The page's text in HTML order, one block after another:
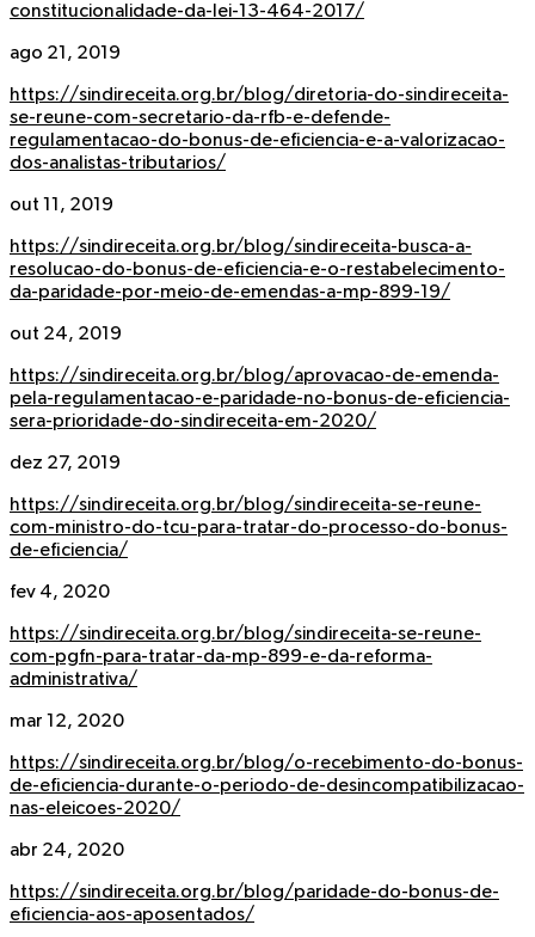
constitucionalidade-da-lei-13-464-2017/
ago 21, 2019
https://sindireceita.org.br/blog/diretoria-do-sindireceita-
se-reune-com-secretario-da-rfb-e-defende-
regulamentacao-do-bonus-de-eficiencia-e-a-valorizacao-
dos-analistas-tributarios/
out 11, 2019
https://sindireceita.org.br/blog/sindireceita-busca-a-
resolucao-do-bonus-de-eficiencia-e-o-restabelecimento-
da-paridade-por-meio-de-emendas-a-mp-899-19/
out 24, 2019
https://sindireceita.org.br/blog/aprovacao-de-emenda-
pela-regulamentacao-e-paridade-no-bonus-de-eficiencia-
sera-prioridade-do-sindireceita-em-2020/
dez 27, 2019
https://sindireceita.org.br/blog/sindireceita-se-reune-
com-ministro-do-tcu-para-tratar-do-processo-do-bonus-
de-eficiencia/
fev 4, 2020
https://sindireceita.org.br/blog/sindireceita-se-reune-
com-pgfn-para-tratar-da-mp-899-e-da-reforma-
administrativa/
mar 12, 2020
https://sindireceita.org.br/blog/o-recebimento-do-bonus-
de-eficiencia-durante-o-periodo-de-desincompatibilizacao-
nas-eleicoes-2020/
abr 24, 2020
https://sindireceita.org.br/blog/paridade-do-bonus-de-
eficiencia-aos-aposentados/